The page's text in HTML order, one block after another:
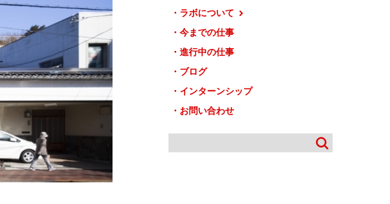
ラボについて
今までの仕事
進行中の仕事
ブログ
インターンシップ
お問い合わせ